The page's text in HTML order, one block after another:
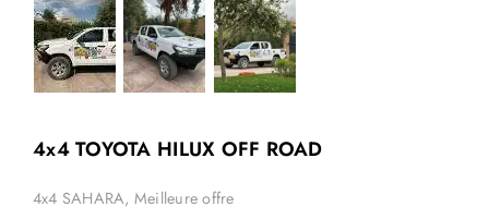
4x4 TOYOTA HILUX OFF ROAD
4x4 SAHARA, Meilleure offre